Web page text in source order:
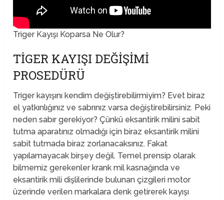
Triger Kayışı Koparsa Ne Olur?
TIGER KAYIŞI DEĞIŞIMI
PROSEDÜRÜ
Triger kayışını kendim değiştirebilirmiyim? Evet biraz
el yatkınlığınız ve sabrınız varsa değiştirebilirsiniz. Peki
neden sabır gerekiyor? Çünkü eksantirik milini sabit
tutma aparatınız olmadığı için biraz eksantirik milini
sabit tutmada biraz zorlanacaksınız. Fakat
yapılamayacak birşey değil. Temel prensip olarak
bilmemiz gerekenler krank mil kasnağında ve
eksantirik mili dişlilerinde bulunan çizgileri motor
üzerinde verilen markalara denk getirerek kayışı